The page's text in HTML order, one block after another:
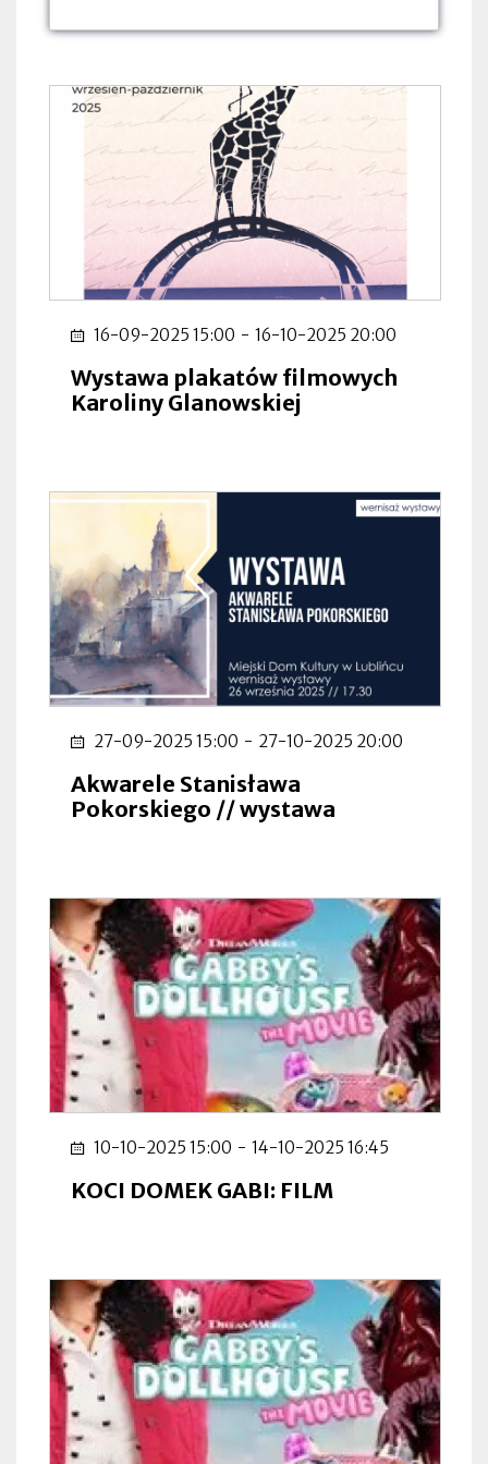
16-09-2025 15:00 - 16-10-2025 20:00
Wystawa plakatów filmowych
Karoliny Glanowskiej
27-09-2025 15:00 - 27-10-2025 20:00
Akwarele Stanisława
Pokorskiego // wystawa
10-10-2025 15:00 - 14-10-2025 16:45
KOCI DOMEK GABI: FILM